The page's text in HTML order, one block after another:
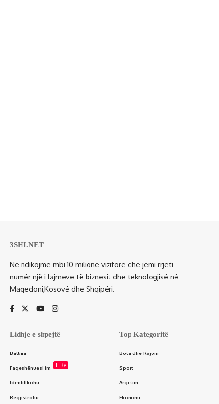
3SHI.NET
Ne ndikojmë mbi 10 milionë vizitorë dhe jemi rrjeti
numër një i lajmeve të biznesit dhe teknologjisë në
Maqedoni,Kosovë dhe Shqipëri.
Lidhje e shpejtë
Ballina
Faqeshënuesi im E Re
Identifikohu
Regjistrohu
Top Kategoritë
Bota dhe Rajoni
Sport
Argëtim
Ekonomi